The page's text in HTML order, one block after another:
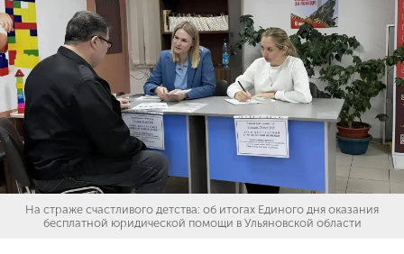
На страже счастливого детства: об итогах Единого дня оказания
бесплатной юридической помощи в Ульяновской области